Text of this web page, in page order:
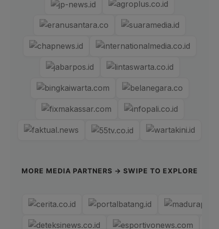
MORE MEDIA PARTNERS → SWIPE TO EXPLORE